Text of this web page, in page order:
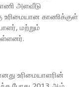
அளவீடு
உரிமையான காணிக்குள்
மற்றும்
உரிமையாளரின்